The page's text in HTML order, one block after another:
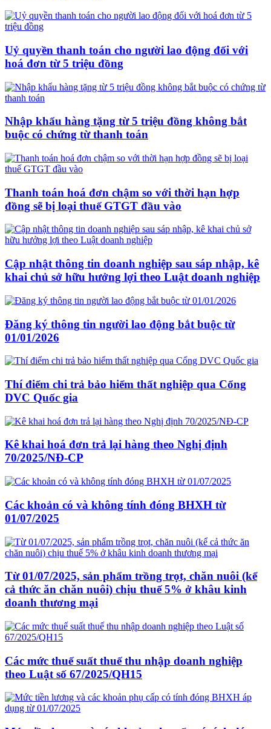
Uỷ quyền thanh toán cho người lao động đối với
hoá đơn từ 5 triệu đồng
Nhập khẩu hàng tặng từ 5 triệu đồng không bắt
buộc có chứng từ thanh toán
Thanh toán hoá đơn chậm so với thời hạn hợp
đồng sẽ bị loại thuế GTGT đầu vào
Cập nhật thông tin doanh nghiệp sau sáp nhập, kê
khai chủ sở hữu hưởng lợi theo Luật doanh nghiệp
Đăng ký thông tin người lao động bắt buộc từ
01/01/2026
Thí điểm chi trả bảo hiểm thất nghiệp qua Cổng
DVC Quốc gia
Kê khai hoá đơn trả lại hàng theo Nghị định
70/2025/NĐ-CP
Các khoản có và không tính đóng BHXH từ
01/07/2025
Từ 01/07/2025, sản phẩm trồng trọt, chăn nuôi (kể
cả thức ăn chăn nuôi) chịu thuế 5% ở khâu kinh
doanh thương mại
Các mức thuế suất thuế thu nhập doanh nghiệp
theo Luật số 67/2025/QH15